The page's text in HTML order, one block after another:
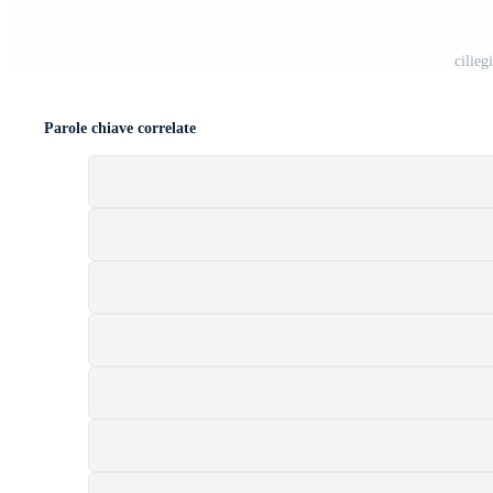
Parole chiave correlate